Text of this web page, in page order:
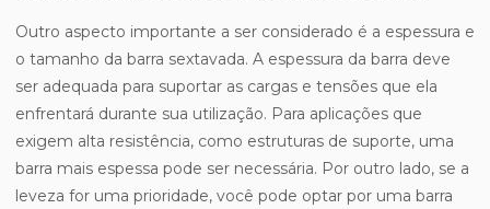
Outro aspecto importante a ser considerado é a espessura e
o tamanho da barra sextavada. A espessura da barra deve
ser adequada para suportar as cargas e tensões que ela
enfrentará durante sua utilização. Para aplicações que
exigem alta resistência, como estruturas de suporte, uma
barra mais espessa pode ser necessária. Por outro lado, se a
leveza for uma prioridade, você pode optar por uma barra